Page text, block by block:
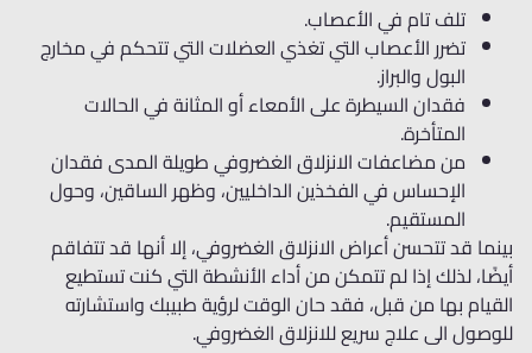
تلف تام في الأعصاب.
تضرر الأعصاب التي تغذي العضلات التي تتحكم في مخارج
البول والبراز.
فقدان السيطرة على الأمعاء أو المثانة في الحالات
المتأخرة.
من مضاعفات الانزلاق الغضروفي طويلة المدى فقدان
الإحساس في الفخذين الداخليين، وظهر الساقين، وحول
المستقيم.
بينما قد تتحسن أعراض الانزلاق الغضروفي، إلا أنها قد تتفاقم
أيضًا، لذلك إذا لم تتمكن من أداء الأنشطة التي كنت تستطيع
القيام بها من قبل، فقد حان الوقت لرؤية طبيبك واستشارته
للوصول الى علاج سريع للانزلاق الغضروفي.